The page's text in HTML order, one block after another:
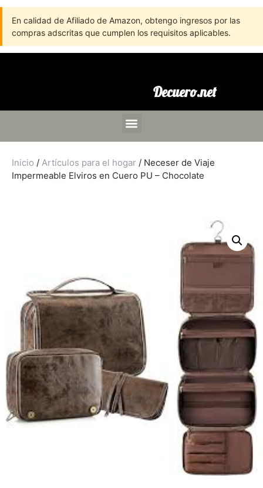
En calidad de Afiliado de Amazon, obtengo ingresos por las
compras adscritas que cumplen los requisitos aplicables.
Decuero.net
Inicio / Artículos para el hogar / Neceser de Viaje
Impermeable Elviros en Cuero PU – Chocolate